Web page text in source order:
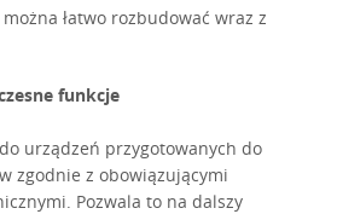
łatwo rozbudować wraz z
funkcje
urządzeń przygotowanych do
zgodnie z obowiązującymi
Pozwala to na dalszy